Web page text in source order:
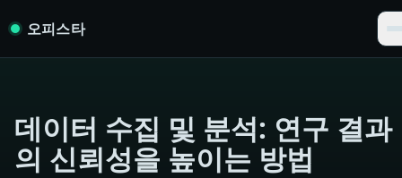
오피스타
데이터 수집 및 분석: 연구 결과
의 신뢰성을 높이는 방법